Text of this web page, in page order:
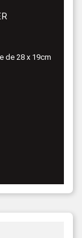
de 28 x 19cm